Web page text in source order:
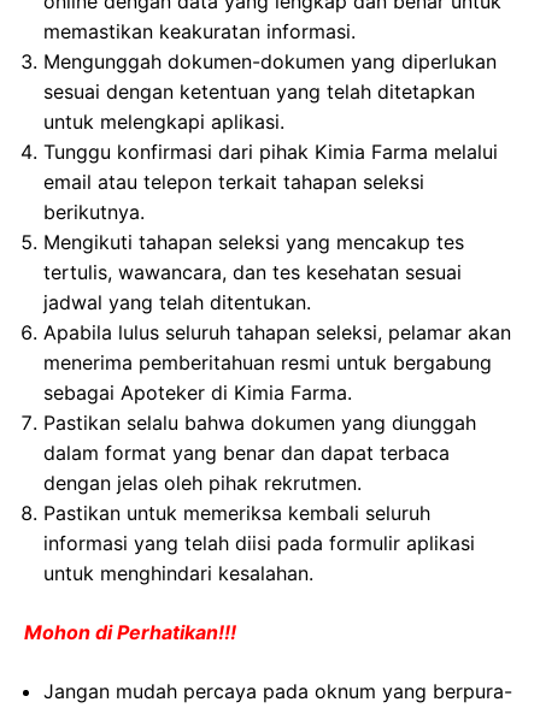
memastikan keakuratan informasi.
Mengunggah dokumen-dokumen yang diperlukan
sesuai dengan ketentuan yang telah ditetapkan
untuk melengkapi aplikasi.
Tunggu konfirmasi dari pihak Kimia Farma melalui
email atau telepon terkait tahapan seleksi
berikutnya.
Mengikuti tahapan seleksi yang mencakup tes
tertulis, wawancara, dan tes kesehatan sesuai
jadwal yang telah ditentukan.
Apabila lulus seluruh tahapan seleksi, pelamar akan
menerima pemberitahuan resmi untuk bergabung
sebagai Apoteker di Kimia Farma.
Pastikan selalu bahwa dokumen yang diunggah
dalam format yang benar dan dapat terbaca
dengan jelas oleh pihak rekrutmen.
Pastikan untuk memeriksa kembali seluruh
informasi yang telah diisi pada formulir aplikasi
untuk menghindari kesalahan.
Mohon di Perhatikan!!!
Jangan mudah percaya pada oknum yang berpura-